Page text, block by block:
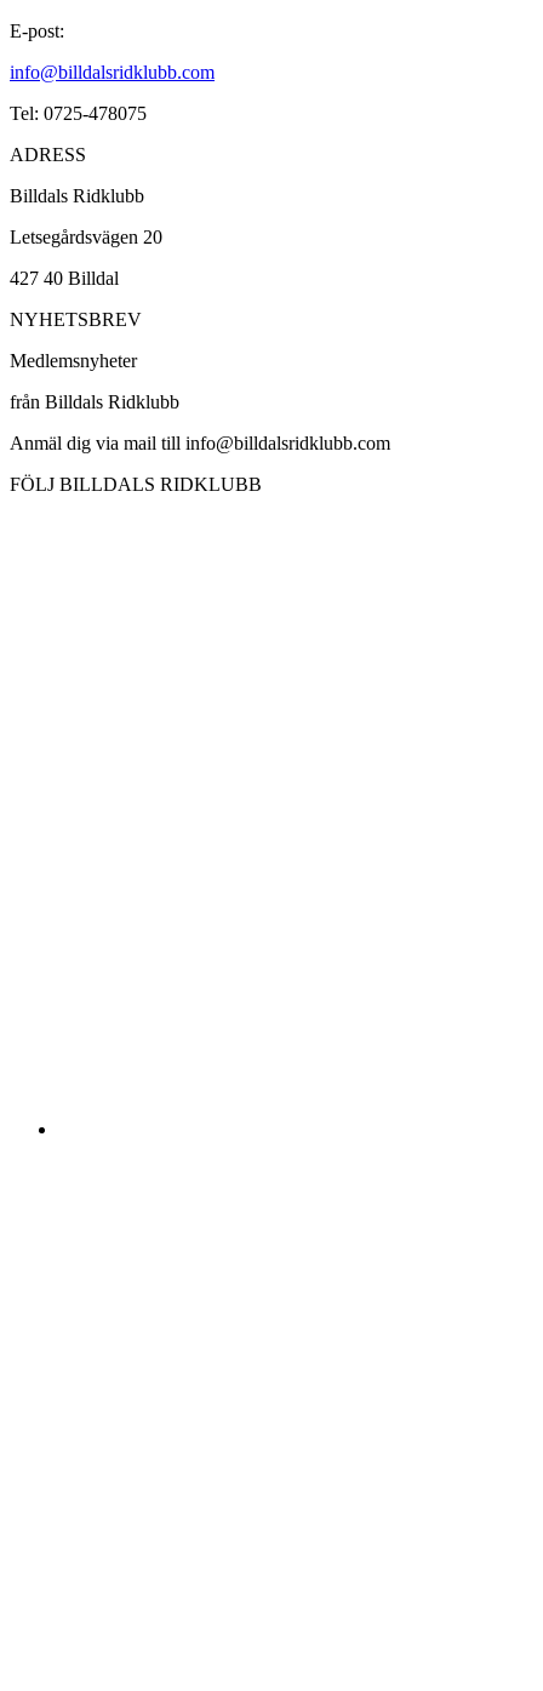
E-post:
info@billdalsridklubb.com
Tel: 0725-478075
ADRESS
Billdals Ridklubb
Letsegårdsvägen 20
427 40 Billdal
NYHETSBREV
Medlemsnyheter
från Billdals Ridklubb
Anmäl dig via mail till info@billdalsridklubb.com
FÖLJ BILLDALS RIDKLUBB